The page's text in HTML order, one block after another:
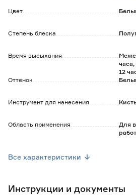
- сохраняет природный рельеф
Цвет
Степень блеска
Время высыхания
12
Оттенок
Инструмент для нанесения
Область применения
Для
работ
База 1
Все характеристики
Инструкции и документы